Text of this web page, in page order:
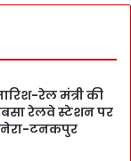
रेल मंत्री की
रेलवे स्टेशन पर
टनकपुर